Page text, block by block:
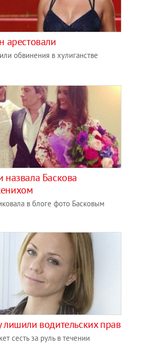
арестовали
обвинения в хулиганстве
назвала Баскова
в блоге фото Басковым
лишили водительских прав
сесть за руль в течении